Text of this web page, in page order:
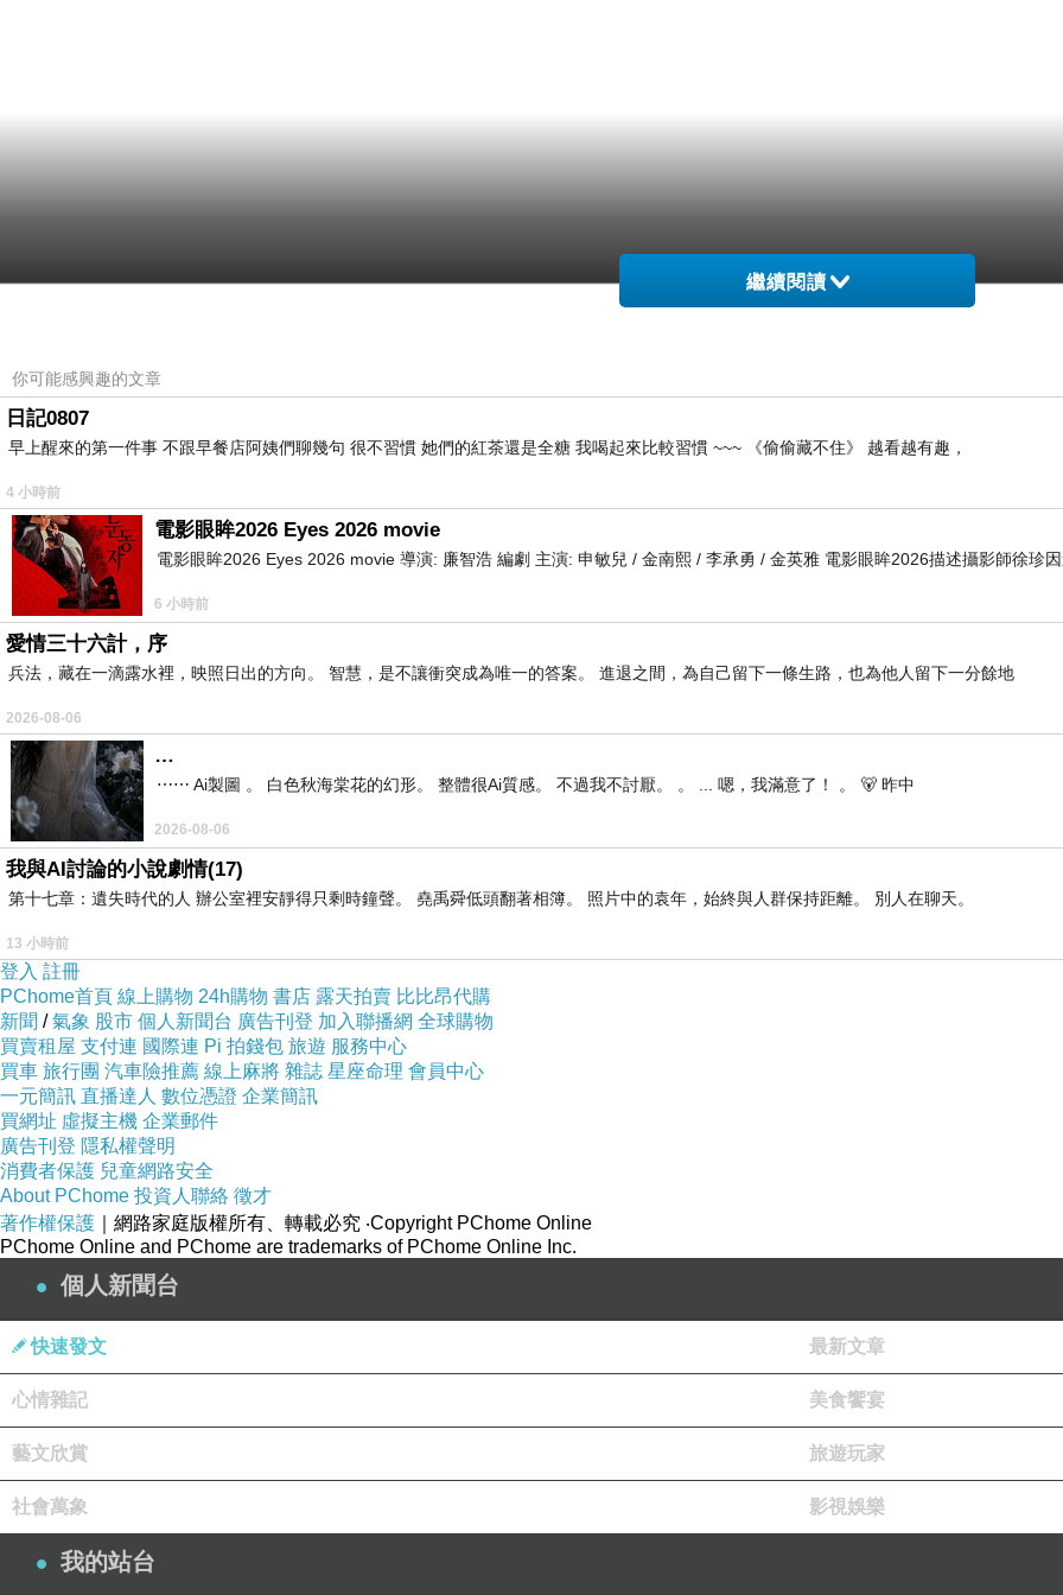
繼續閱讀
你可能感興趣的文章
日記0807
早上醒來的第一件事 不跟早餐店阿姨們聊幾句 很不習慣 她們的紅茶還是全糖 我喝起來比較習慣 ~~~ 《偷偷藏不住》 越看越有趣，
4 小時前
電影眼眸2026 Eyes 2026 movie
電影眼眸2026 Eyes 2026 movie 導演: 廉智浩 編劇 主演: 申敏兒 / 金南熙 / 李承勇 / 金英雅 電影眼眸2026描述攝影師徐珍
6 小時前
愛情三十六計，序
兵法，藏在一滴露水裡，映照日出的方向。 智慧，是不讓衝突成為唯一的答案。 進退之間，為自己留下一條生路，也為他人留下一分餘地
2026-08-06
…
⋯⋯ Ai製圖 。 白色秋海棠花的幻形。 整體很Ai質感。 不過我不討厭。 。 ... 嗯，我滿意了！ 。 🐻 昨中
2026-08-06
我與AI討論的小說劇情(17)
第十七章：遺失時代的人 辦公室裡安靜得只剩時鐘聲。 堯禹舜低頭翻著相簿。 照片中的袁年，始終與人群保持距離。 別人在聊天。
13 小時前
登入 註冊
PChome首頁 線上購物 24h購物 書店 露天拍賣 比比昂代購
新聞 /氣象 股市 個人新聞台 廣告刊登 加入聯播網 全球購物
買賣租屋 支付連 國際連 Pi 拍錢包 旅遊 服務中心
買車 旅行團 汽車險推薦 線上麻將 雜誌 星座命理 會員中心
一元簡訊 直播達人 數位憑證 企業簡訊
買網址 虛擬主機 企業郵件
廣告刊登 隱私權聲明
消費者保護 兒童網路安全
About PChome 投資人聯絡 徵才
著作權保護 ｜網路家庭版權所有、轉載必究 ‧Copyright PChome Online
PChome Online and PChome are trademarks of PChome Online Inc.
個人新聞台
快速發文 最新文章
心情雜記 美食饗宴
藝文欣賞 旅遊玩家
社會萬象 影視娛樂
我的站台